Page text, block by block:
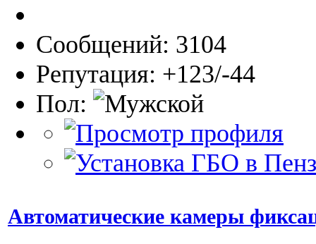
Сообщений: 3104
Репутация: +123/-44
Пол:
Автоматические камеры